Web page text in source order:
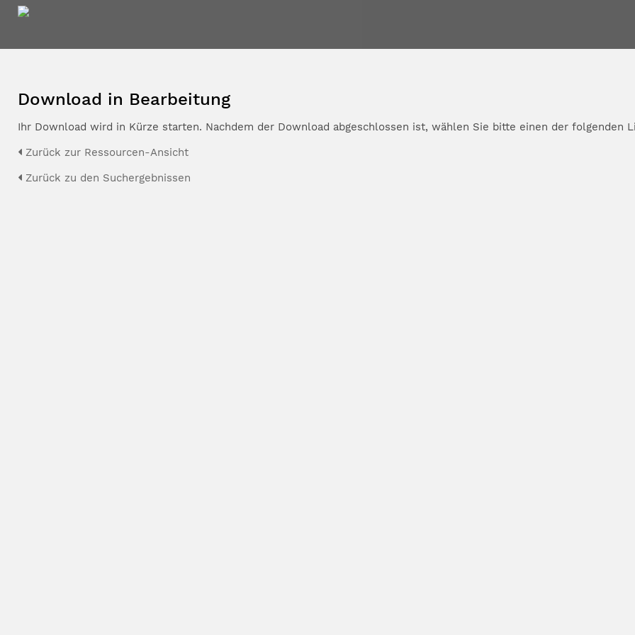
Download in Bearbeitung
Ihr Download wird in Kürze starten. Nachdem der Download abgeschlossen ist, wählen Sie bitte einen der folgenden
Zurück zur Ressourcen-Ansicht
Zurück zu den Suchergebnissen